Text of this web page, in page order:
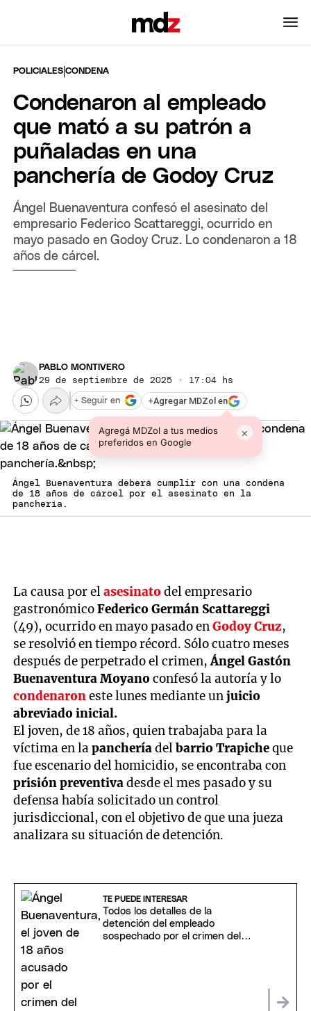
POLICIALES |CONDENA
Condenaron al empleado
que mató a su patrón a
puñaladas en una
panchería de Godoy Cruz
Ángel Buenaventura confesó el asesinato del
empresario Federico Scattareggi, ocurrido en
mayo pasado en Godoy Cruz. Lo condenaron a 18
años de cárcel.
PABLO MONTIVERO
29 de septiembre de 2025 · 17:04 hs
+Agregar MDZol en
Agregá MDZol a tus medios
preferidos en Google
×
+ Seguir en
Ángel Buenaventura deberá cumplir con una condena
de 18 años de cárcel por el asesinato en la
panchería.
La causa por elasesinatodel empresario
gastronómicoFederico Germán Scattareggi
(49), ocurrido en mayo pasado enGodoy Cruz,
se resolvió en tiempo récord. Sólo cuatro meses
después de perpetrado el crimen,Ángel Gastón
Buenaventura Moyanoconfesó la autoría y lo
condenaroneste lunes mediante unjuicio
abreviado inicial.
El joven, de 18 años, quien trabajaba para la
víctima en lapancheríadelbarrio Trapicheque
fue escenario del homicidio, se encontraba con
prisión preventivadesde el mes pasado y su
defensa había solicitado un control
jurisdiccional, con el objetivo de que una jueza
analizara su situación de detención.
TE PUEDE INTERESAR
Todos los detalles de la
detención del empleado
sospechado por el crimen del